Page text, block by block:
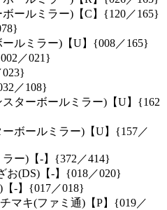
ールミラー)【C】{120／165}
ルミラー)【U】{008／165}
／021}
023}
／108}
ターボールミラー)【U】{162
ボールミラー)【U】{157／
ー)【-】{372／414}
お(DS)【-】{018／020}
-】{017／018}
マキ(ファミ通)【P】{019／